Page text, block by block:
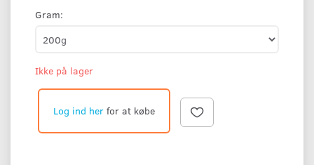
Gram:
Ikke på lager
Log ind her for at købe